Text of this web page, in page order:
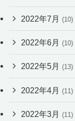
2022年7月 (10)
2022年6月 (10)
2022年5月 (13)
2022年4月 (11)
2022年3月 (11)